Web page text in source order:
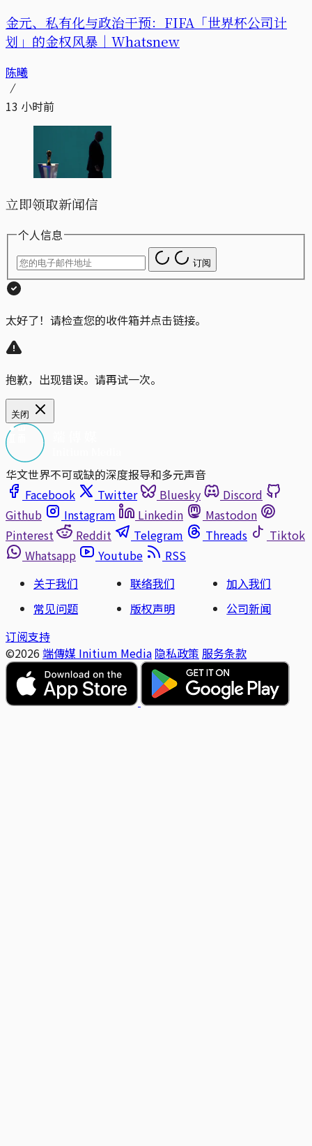
金元、私有化与政治干预：FIFA「世界杯公司计
划」的金权风暴｜Whatsnew
陈曦
13 小时前
立即领取新闻信
个人信息
订阅
太好了！请检查您的收件箱并点击链接。
抱歉，出现错误。请再试一次。
关闭
华文世界不可或缺的深度报导和多元声音
Facebook
Twitter Bluesky
Discord
Github
Instagram Linkedin
Mastodon
Pinterest
Reddit Telegram Threads
Tiktok
Whatsapp
Youtube
RSS
关于我们
联络我们
加入我们
常见问题
版权声明
公司新闻
订阅支持
©2026 端傳媒 Initium Media 隐私政策 服务条款